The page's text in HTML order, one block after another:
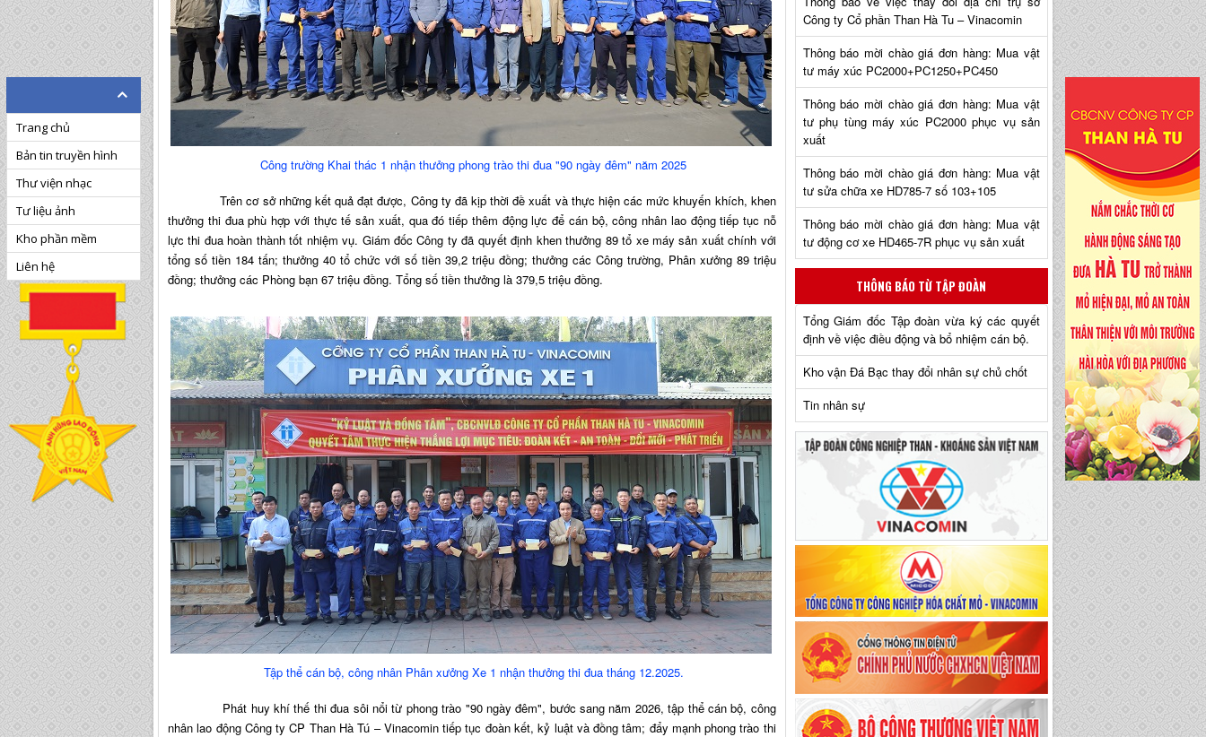
Công trường Khai thác 1 nhận thưởng phong trào thi đua "90 ngày đêm" năm 2025
Trên cơ sở những kết quả đạt được, Công ty đã kịp thời đề xuất và thực hiện các mức khuyến khích, khen
thưởng thi đua phù hợp với thực tế sản xuất, qua đó tiếp thêm động lực để cán bộ, công nhân lao động tiếp tục nỗ
lực thi đua hoàn thành tốt nhiệm vụ. Giám đốc Công ty đã quyết định khen thưởng 89 tổ xe máy sản xuất chính với
tổng số tiền 184 tấn; thưởng 40 tổ chức với số tiền 39,2 triệu đồng; thưởng các Công trường, Phân xưởng 89 triệu
đồng; thưởng các Phòng bạn 67 triệu đồng. Tổng số tiền thưởng là 379,5 triệu đồng.
Tập thể cán bộ, công nhân Phân xưởng Xe 1 nhận thưởng thi đua tháng 12.2025.
Phát huy khí thế thi đua sôi nổi từ phong trào "90 ngày đêm", bước sang năm 2026, tập thể cán bộ, công
nhân lao động Công ty CP Than Hà Tú – Vinacomin tiếp tục đoàn kết, kỷ luật và đồng tâm; đẩy mạnh phong trào thi
Công ty Cổ phần Than Hà Tu – Vinacomin
Thông báo mời chào giá đơn hàng: Mua vật
tư máy xúc PC2000+PC1250+PC450
Thông báo mời chào giá đơn hàng: Mua vật
tư phụ tùng máy xúc PC2000 phục vụ sản
xuất
Thông báo mời chào giá đơn hàng: Mua vật
tư sửa chữa xe HD785-7 số 103+105
Thông báo mời chào giá đơn hàng: Mua vật
tư động cơ xe HD465-7R phục vụ sản xuất
THÔNG BÁO TỪ TẬP ĐOÀN
Tổng Giám đốc Tập đoàn vừa ký các quyết
định về việc điều động và bổ nhiệm cán bộ.
Kho vận Đá Bạc thay đổi nhân sự chủ chốt
Tin nhân sự
Trang chủ
Bản tin truyền hình
Thư viện nhạc
Tư liệu ảnh
Kho phần mềm
Liên hệ